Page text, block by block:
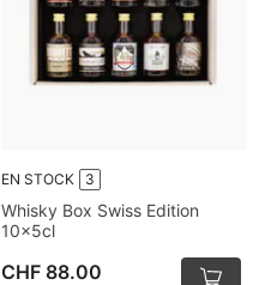
EN STOCK 3
Whisky Box Swiss Edition
10x5cl
CHF 88.00